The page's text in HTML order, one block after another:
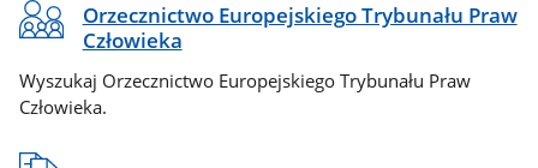
Orzecznictwo Europejskiego Trybunału Praw
Człowieka
Wyszukaj Orzecznictwo Europejskiego Trybunału Praw
Człowieka.